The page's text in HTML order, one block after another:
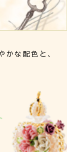
かな配色と、